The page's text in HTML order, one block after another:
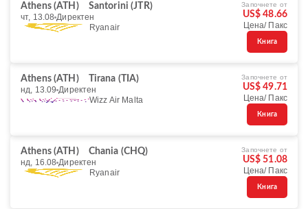
Athens (ATH)
Santorini (JTR)
чт, 13.08 Директен
Ryanair
Започнете от
US$ 48.66
Цена/ Пакс
Книга
Athens (ATH)
Tirana (TIA)
нд, 13.09 Директен
Wizz Air Malta
Започнете от
US$ 49.71
Цена/ Пакс
Книга
Athens (ATH)
Chania (CHQ)
нд, 16.08 Директен
Ryanair
Започнете от
US$ 51.08
Цена/ Пакс
Книга